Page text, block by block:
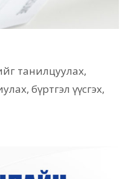
танилцуулах,
бүртгэл үүсгэх,